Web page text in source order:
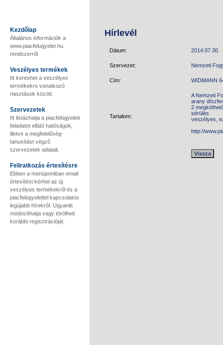
Kezdőlap
Általános információk a
www.piacfelugyelet.hu
rendszerről
Veszélyes termékek
Itt kereshet a veszélyes
termékekre vonatkozó
riasztások között.
Szervezetek
Itt listázhatja a piacfelügyeleti
feladatot ellátó hatóságok,
illetve a megfelelőség-
tanusítást végző
szervezetek adatait.
Feliratkozás értesítésre
Ebben a menüpontban email
értesítést kérhet az új
veszélyes termékekről és a
piacfelügyelettel kapcsolatos
legújabb hírekről. Ugyanitt
módosíthatja vagy törölheti
korábbi regisztrációját.
Hírlevél
Dátum: 2014.07.30.
Szervezet: Nemzeti
Cím: WIDMANN
Tartalom:
A Nemzeti
arany
2
sérülés
veszélyes,
http://